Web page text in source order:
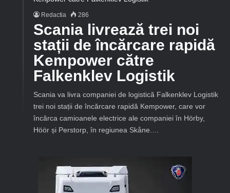
Redactia 286
Scania livrează trei noi
stații de încărcare rapidă
Kempower către
Falkenklev Logistik
Scania va livra companiei de logistică Falkenklev Logistik
trei noi stații de încărcare rapidă Kempower, care vor
încărca camioanele electrice ale companiei în Hörby,
Höör și Perstorp, în regiunea Skåne.…